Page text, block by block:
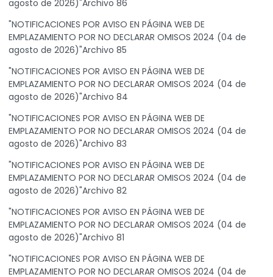
agosto de 2026)"Archivo 86
"NOTIFICACIONES POR AVISO EN PÁGINA WEB DE
EMPLAZAMIENTO POR NO DECLARAR OMISOS 2024 (04 de
agosto de 2026)"Archivo 85
"NOTIFICACIONES POR AVISO EN PÁGINA WEB DE
EMPLAZAMIENTO POR NO DECLARAR OMISOS 2024 (04 de
agosto de 2026)"Archivo 84
"NOTIFICACIONES POR AVISO EN PÁGINA WEB DE
EMPLAZAMIENTO POR NO DECLARAR OMISOS 2024 (04 de
agosto de 2026)"Archivo 83
"NOTIFICACIONES POR AVISO EN PÁGINA WEB DE
EMPLAZAMIENTO POR NO DECLARAR OMISOS 2024 (04 de
agosto de 2026)"Archivo 82
"NOTIFICACIONES POR AVISO EN PÁGINA WEB DE
EMPLAZAMIENTO POR NO DECLARAR OMISOS 2024 (04 de
agosto de 2026)"Archivo 81
"NOTIFICACIONES POR AVISO EN PÁGINA WEB DE
EMPLAZAMIENTO POR NO DECLARAR OMISOS 2024 (04 de